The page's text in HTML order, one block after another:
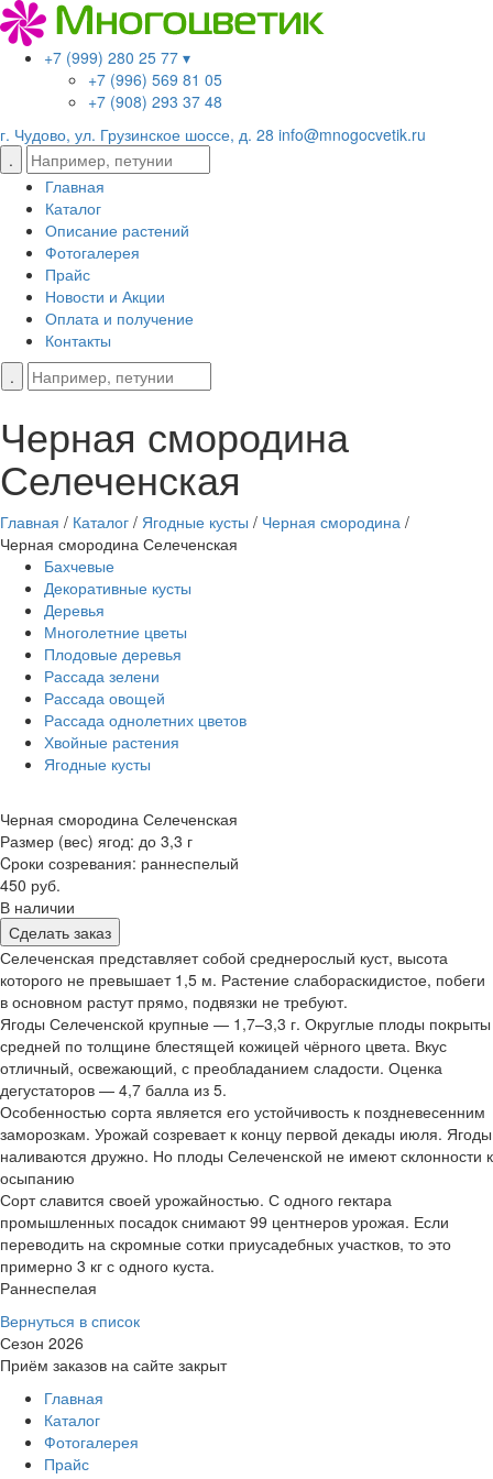
+7 (999) 280 25 77 ▾
+7 (996) 569 81 05
+7 (908) 293 37 48
г. Чудово, ул. Грузинское шоссе, д. 28 info@mnogocvetik.ru
Главная
Каталог
Описание растений
Фотогалерея
Прайс
Новости и Акции
Оплата и получение
Контакты
Черная смородина
Селеченская
Главная / Каталог / Ягодные кусты / Черная смородина /
Черная смородина Селеченская
Бахчевые
Декоративные кусты
Деревья
Многолетние цветы
Плодовые деревья
Рассада зелени
Рассада овощей
Рассада однолетних цветов
Хвойные растения
Ягодные кусты
Черная смородина Селеченская
Размер (вес) ягод: до 3,3 г
Cроки созревания: раннеспелый
450 руб.
В наличии
Сделать заказ
Селеченская представляет собой среднерослый куст, высота
которого не превышает 1,5 м. Растение слабораскидистое, побеги
в основном растут прямо, подвязки не требуют.
Ягоды Селеченской крупные — 1,7–3,3 г. Округлые плоды покрыты
средней по толщине блестящей кожицей чёрного цвета. Вкус
отличный, освежающий, с преобладанием сладости. Оценка
дегустаторов — 4,7 балла из 5.
Особенностью сорта является его устойчивость к поздневесенним
заморозкам. Урожай созревает к концу первой декады июля. Ягоды
наливаются дружно. Но плоды Селеченской не имеют склонности к
осыпанию
Сорт славится своей урожайностью. С одного гектара
промышленных посадок снимают 99 центнеров урожая. Если
переводить на скромные сотки приусадебных участков, то это
примерно 3 кг с одного куста.
Раннеспелая
Вернуться в список
Сезон 2026
Приём заказов на сайте закрыт
Главная
Каталог
Фотогалерея
Прайс